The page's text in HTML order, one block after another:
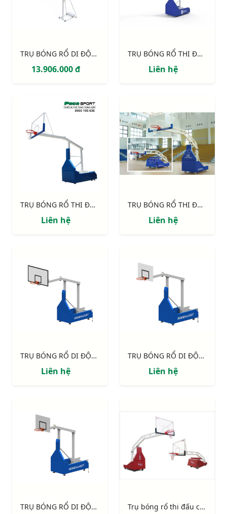
TRỤ BÓNG RỔ DI ĐỘNG S14627
13.906.000 đ
TRỤ BÓNG RỔ THI ĐẤU S14642 EPIC 120 - TẦM VƯƠN 1.20M
Liên hệ
TRỤ BÓNG RỔ THI ĐẤU S14645 EPIC 225 - TẦM VƯƠN 2.25M
Liên hệ
TRỤ BÓNG RỔ THI ĐẤU S14650 EPIC 325 - TẦM VƯƠN 3.25M
Liên hệ
TRỤ BÓNG RỔ DI ĐỘNG CỐ ĐỊNH CHIỀU CAO, TẦM VƯƠN 2.25M S14635
Liên hệ
TRỤ BÓNG RỔ DI ĐỘNG CỐ ĐỊNH CHIỀU CAO, TẦM VƯƠN 1.60M S14633
Liên hệ
TRỤ BÓNG RỔ DI ĐỘNG CỐ ĐỊNH CHIỀU CAO, TẦM VƯƠN 1.20M S14632-CPTL Trụ bóng rổ thi đấu chuyên nghiệp Epic